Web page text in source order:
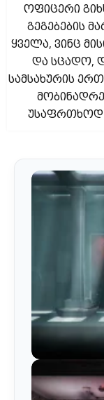
ოფიცერი
გეგებების
ყველა, ვინც
და სცადო,
სამსახურის
უსაფრთხოდ